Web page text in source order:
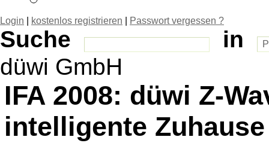
Login kostenlos registrieren Passwort vergessen ?
Suche
in
düwi GmbH
IFA 2008: düwi Z-
intelligente